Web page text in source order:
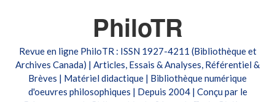
PhiloTR
Revue en ligne PhiloTR : ISSN 1927-4211 (Bibliothèque et
Archives Canada) | Articles, Essais & Analyses, Référentiel &
Brèves | Matériel didactique | Bibliothèque numérique
d'oeuvres philosophiques | Depuis 2004 | Conçu par le